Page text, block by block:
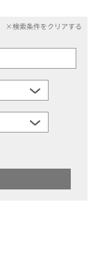
×検索条件をクリアする